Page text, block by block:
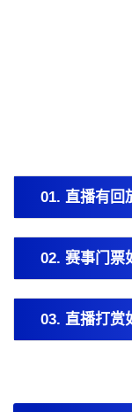
01. 直播有回
02. 赛事门票
03. 直播打赏